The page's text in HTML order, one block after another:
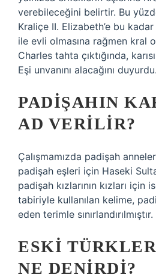
verebileceğini belirtir. Bu
Kraliçe II. Elizabeth’e bu
ile evli olmasına rağmen kral
Charles tahta çıktığında,
Eşi unvanını alacağını duyurdu.
PADIŞAHIN
AD VERILIR?
Çalışmamızda padişah
padişah eşleri için Haseki
padişah kızlarının kızları için
tabiriyle kullanılan kelime,
eden terimle sınırlandırılmıştır.
ESKI
NE DENIRDI?